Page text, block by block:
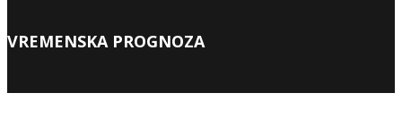
VREMENSKA PROGNOZA